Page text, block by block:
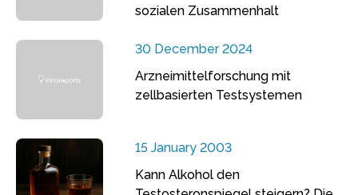
sozialen Zusammenhalt
30 December 2024
Arzneimittelforschung mit
zellbasierten Testsystemen
15 January 2003
Kann Alkohol den